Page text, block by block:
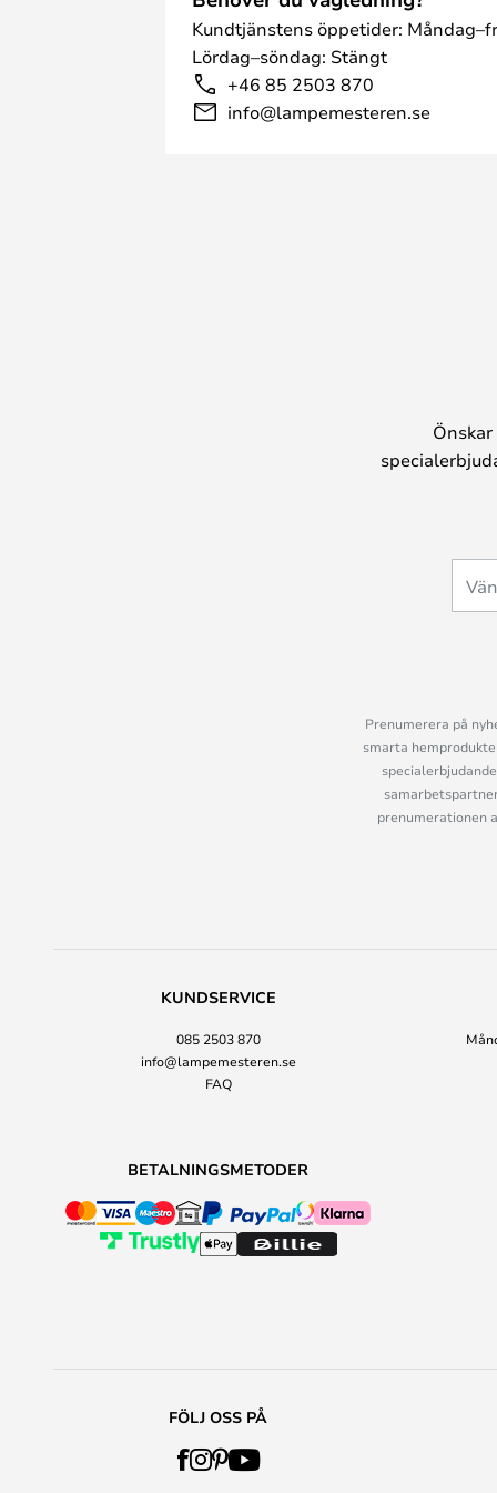
Kundtjänstens öppetider:
Lördag–söndag: Stängt
+46 85 2503 870
info@lampemesteren.se
Prenumerera på
smarta
prenumerationen
KUNDSERVICE
085 2503 870
info@lampemesteren.se
FAQ
BETALNINGSMETODER
FÖLJ OSS PÅ